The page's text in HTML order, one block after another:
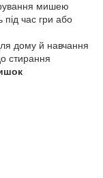
мишею
під час гри або
дому й навчання
стирання